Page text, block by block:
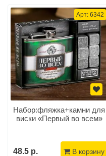
Арт: 6342
Набор:фляжка+камни для
виски «Первый во всем»
48.5 р. В корзину